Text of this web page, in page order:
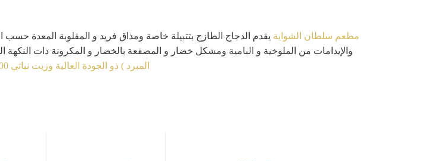
مطعم سلطان الشواية يقدم الدجاج الطازج بتتبيلة خاصة ومذاق فريد و المقلوبة المعدة حسب
والإيدامات من الملوخية و البامية ومشكل خضار و المصقعة بالخضار و المكرونة ذات النكهة
المبرد ) ذو الجودة العالية وزيت نباتي 100% غير مهدرج